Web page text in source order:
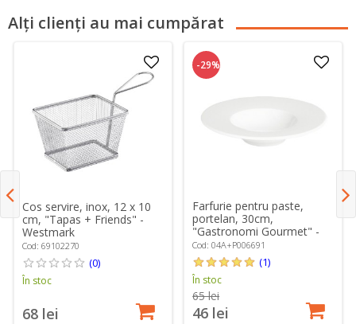
Alți clienți au mai cumpărat
Cos servire, inox, 12 x 10
cm, "Tapas + Friends" -
Westmark
Cod: 69102270
(0)
În stoc
68 lei
-29%
Farfurie pentru paste,
portelan, 30cm,
"Gastronomi Gourmet" -
Porland
Cod: 04A+P006691
(1)
În stoc
65 lei
46 lei